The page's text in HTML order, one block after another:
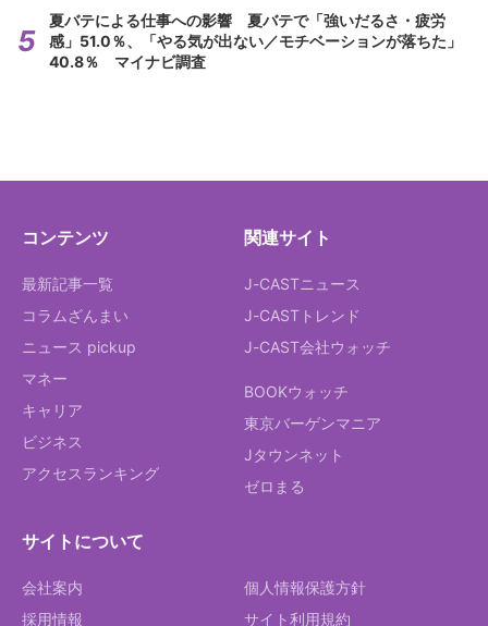
夏バテによる仕事への影響 夏バテで「強いだるさ・疲労
感」51.0％、「やる気が出ない／モチベーションが落ちた」
40.8％ マイナビ調査
コンテンツ
最新記事一覧
コラムざんまい
ニュース pickup
マネー
キャリア
ビジネス
アクセスランキング
関連サイト
J-CASTニュース
J-CASTトレンド
J-CAST会社ウォッチ
BOOKウォッチ
東京バーゲンマニア
Jタウンネット
ゼロまる
サイトについて
会社案内
採用情報
個人情報保護方針
サイト利用規約